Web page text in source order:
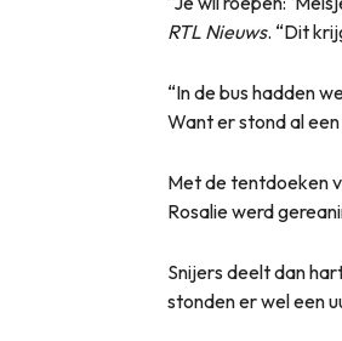
RTL Nieuws. “Dit
“In de bus hadden
Want er stond al
Met de tentdoeken
Rosalie werd
Snijers deelt dan
stonden er wel een